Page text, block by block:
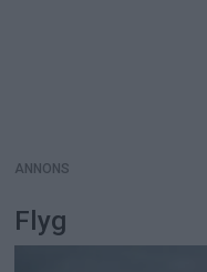
ANNONS
Flyg